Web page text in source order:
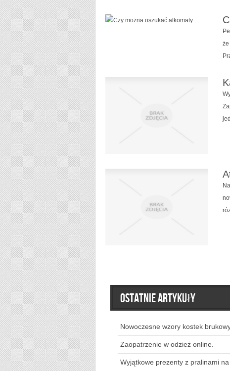
że
Ostatnie artykuły
Nowoczesne wzory kostek
Zaopatrzenie w odzież online.
Wyjątkowe prezenty z pralinami